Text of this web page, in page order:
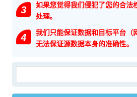
3
如果您觉得我们侵犯了您的合法
处理。
4
我们只能保证数据和目标平台（
无法保证源数据本身的准确性。